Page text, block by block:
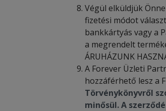
Végül elküldjük
fizetési módot
bankkártyás vagy a
a megrendelt
ÁRUHÁZUNK
A Forever Üzleti
hozzáférhető lesz a
Törvénykönyvről
minősül. A